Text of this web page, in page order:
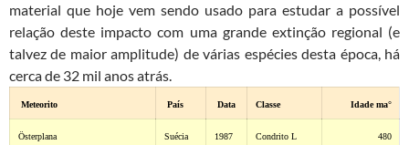
material que hoje vem sendo usado para estudar a possível
relação deste impacto com uma grande extinção regional (e
talvez de maior amplitude) de várias espécies desta época, há
cerca de 32 mil anos atrás.
Meteorito País Data Classe Idade ma°
Österplana Suécia 1987 Condrito L 480